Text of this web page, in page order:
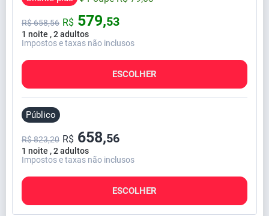
1 noite , 2 adultos
R$658,56 R$ 579,53
Impostos e taxas não inclusos
ESCOLHER
Público
1 noite , 2 adultos
R$ 823,20 R$ 658,56
Impostos e taxas não inclusos
ESCOLHER